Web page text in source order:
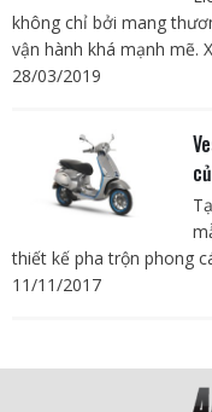
không chỉ bởi mang
vận hành khá mạnh mẽ.
28/03/2019
thiết kế pha trộn phong
11/11/2017